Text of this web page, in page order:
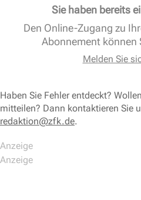
Sie haben bereits
Den Online-Zugang zu
Abonnement können
Melden Sie
Haben Sie Fehler entdeckt?
mitteilen? Dann kontaktieren Sie
redaktion@zfk.de.